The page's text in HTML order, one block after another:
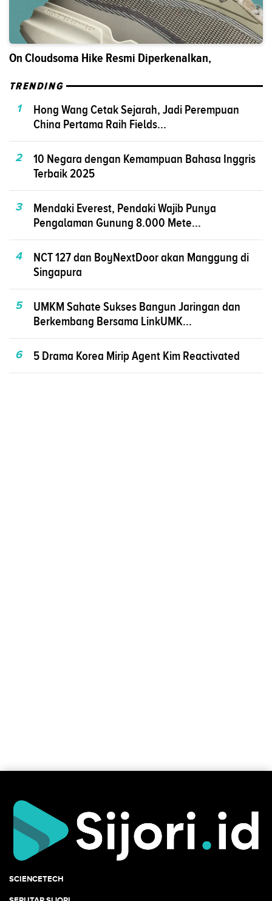
On Cloudsoma Hike Resmi Diperkenalkan,
TRENDING
1
Hong Wang Cetak Sejarah, Jadi Perempuan
China Pertama Raih Fields...
2
10 Negara dengan Kemampuan Bahasa Inggris
Terbaik 2025
3
Mendaki Everest, Pendaki Wajib Punya
Pengalaman Gunung 8.000 Mete...
4
NCT 127 dan BoyNextDoor akan Manggung di
Singapura
5
UMKM Sahate Sukses Bangun Jaringan dan
Berkembang Bersama LinkUMK...
6 5 Drama Korea Mirip Agent Kim Reactivated
SCIENCETECH